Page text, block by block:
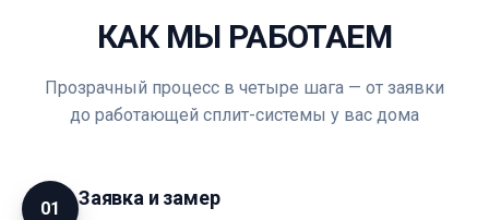
КАК МЫ РАБОТАЕМ
Прозрачный процесс в четыре шага — от заявки
до работающей сплит-системы у вас дома
01 Заявка и замер